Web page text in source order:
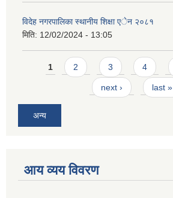
विदेह नगरपालिका स्थानीय शिक्षा एेन २०८१
मिति: 12/02/2024 - 13:05
Pages
1 2 3 4
next › last »
अन्य
आय व्यय विवरण